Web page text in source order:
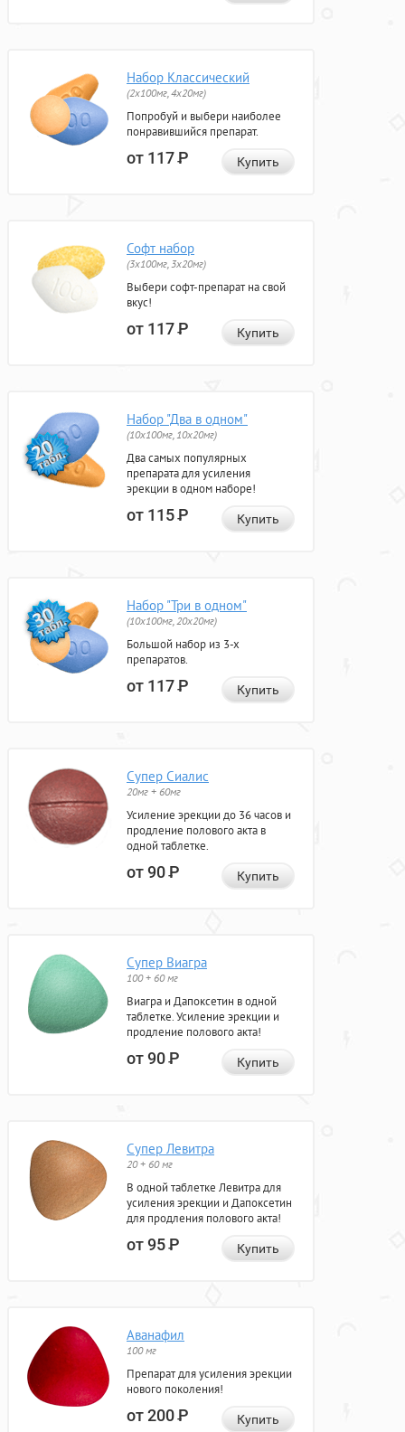
Набор Классический
(2x100мг, 4x20мг)
Попробуй и выбери наиболее
понравившийся препарат.
от 117Р Купить
Софт набор
(3x100мг, 3x20мг)
Выбери софт-препарат на свой
вкус!
от 117Р Купить
Набор "Два в одном"
(10x100мг, 10x20мг)
Два самых популярных
препарата для усиления
эрекции в одном наборе!
от 115Р Купить
Набор "Три в одном"
(10x100мг, 20x20мг)
Большой набор из 3-х
препаратов.
от 117Р Купить
Супер Сиалис
20мг + 60мг
Усиление эрекции до 36 часов и
продление полового акта в
одной таблетке.
от 90Р Купить
Супер Виагра
100 + 60 мг
Виагра и Дапоксетин в одной
таблетке. Усиление эрекции и
продление полового акта!
от 90Р Купить
Супер Левитра
20 + 60 мг
В одной таблетке Левитра для
усиления эрекции и Дапоксетин
для продления полового акта!
от 95Р Купить
Аванафил
100 мг
Препарат для усиления эрекции
нового поколения!
от 200Р Купить